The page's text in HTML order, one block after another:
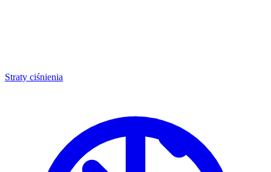
Straty ciśnienia